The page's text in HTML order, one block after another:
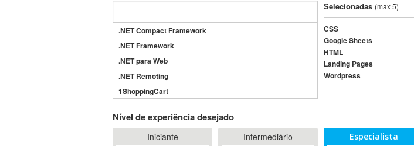
.NET Compact Framework
.NET Framework
.NET para Web
.NET Remoting
1ShoppingCart
3GSM
4D Dimension
Selecionadas (max 5)
CSS
Google Sheets
HTML
Landing Pages
Wordpress
Nível de experiência desejado
Iniciante Intermediário
Especialista